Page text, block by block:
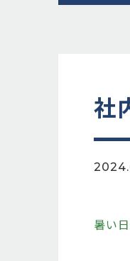
社
暑い